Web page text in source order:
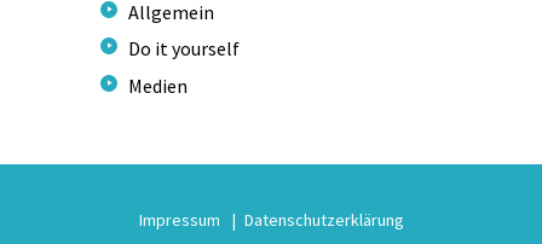
Allgemein
Do it yourself
Medien
Impressum Datenschutzerklärung